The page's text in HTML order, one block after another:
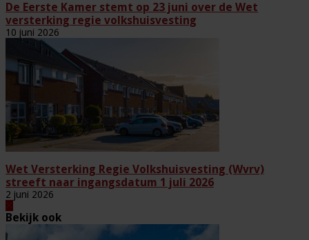
De Eerste Kamer stemt op 23 juni over de Wet
versterking regie volkshuisvesting
10 juni 2026
Wet Versterking Regie Volkshuisvesting (Wvrv)
streeft naar ingangsdatum 1 juli 2026
2 juni 2026
Bekijk ook